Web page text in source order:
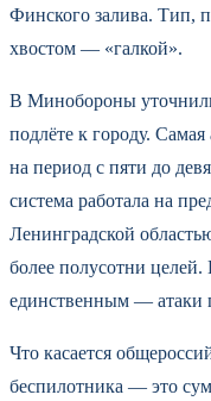
Финского залива. Тип,
хвостом — «галкой».
В Минобороны
подлёте к городу.
на период с пяти до
система работала на
Ленинградской
более полусотни
единственным — атаки
Что касается
беспилотника — это